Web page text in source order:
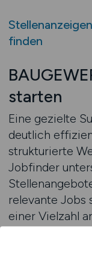
finden
starten
Eine gezielte
deutlich
strukturierte
Jobfinder
relevante Jobs
einer Vielzahl
Überblick zu